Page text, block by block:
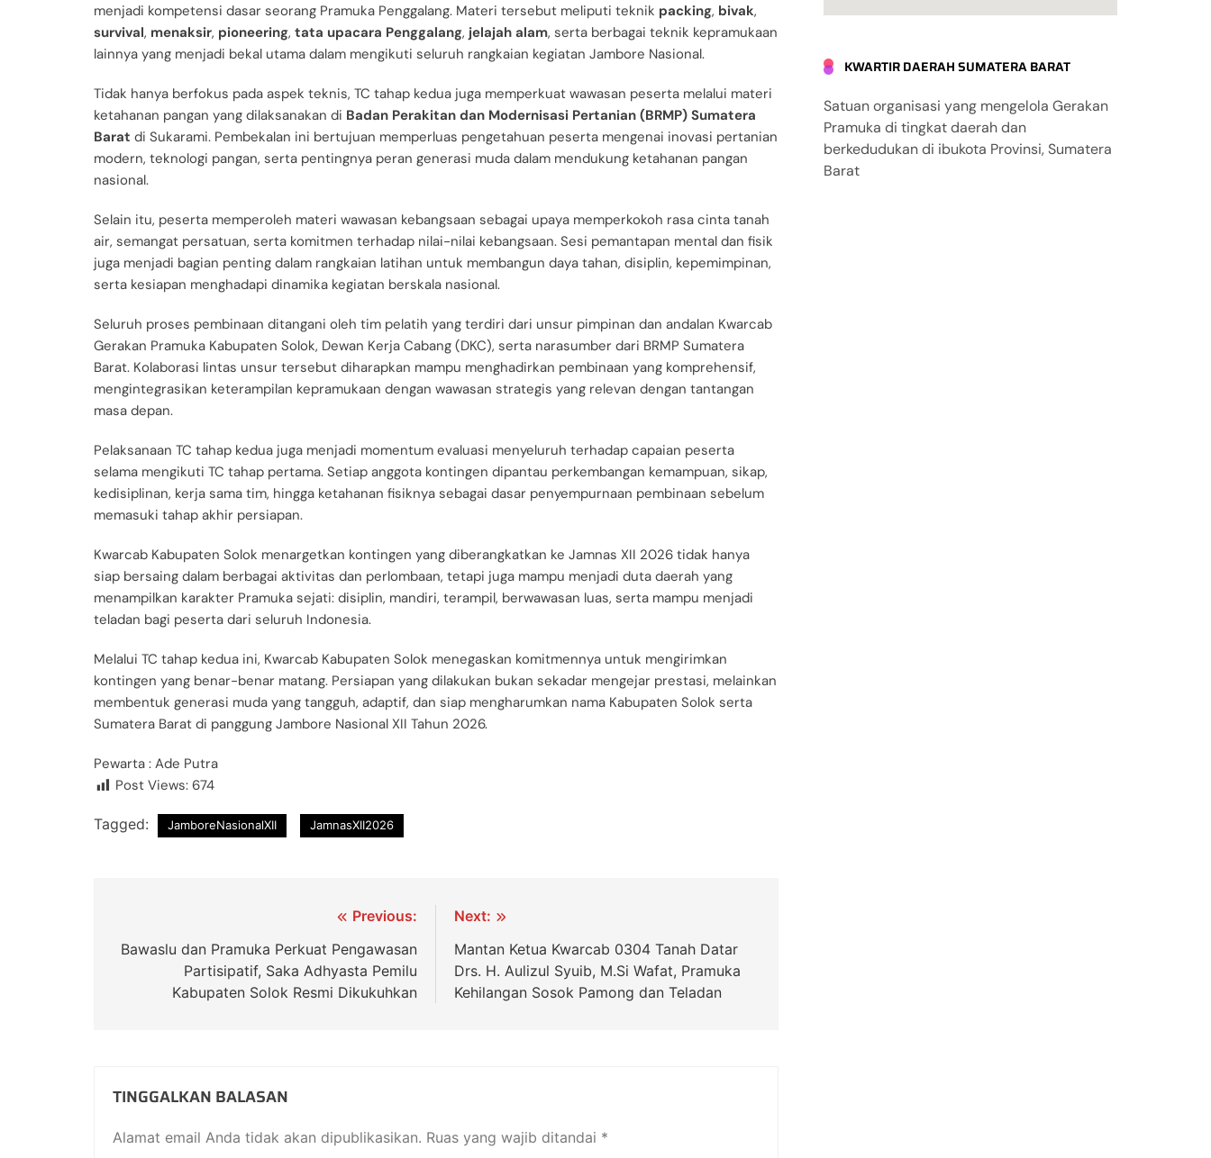
menjadi kompetensi dasar seorang Pramuka Penggalang. Materi tersebut meliputi teknik packing, bivak,
survival, menaksir, pioneering, tata upacara Penggalang, jelajah alam, serta berbagai teknik kepramukaan
lainnya yang menjadi bekal utama dalam mengikuti seluruh rangkaian kegiatan Jambore Nasional.
Tidak hanya berfokus pada aspek teknis, TC tahap kedua juga memperkuat wawasan peserta melalui materi
ketahanan pangan yang dilaksanakan di Badan Perakitan dan Modernisasi Pertanian (BRMP) Sumatera
Barat di Sukarami. Pembekalan ini bertujuan memperluas pengetahuan peserta mengenai inovasi pertanian
modern, teknologi pangan, serta pentingnya peran generasi muda dalam mendukung ketahanan pangan
nasional.
Selain itu, peserta memperoleh materi wawasan kebangsaan sebagai upaya memperkokoh rasa cinta tanah
air, semangat persatuan, serta komitmen terhadap nilai-nilai kebangsaan. Sesi pemantapan mental dan fisik
juga menjadi bagian penting dalam rangkaian latihan untuk membangun daya tahan, disiplin, kepemimpinan,
serta kesiapan menghadapi dinamika kegiatan berskala nasional.
Seluruh proses pembinaan ditangani oleh tim pelatih yang terdiri dari unsur pimpinan dan andalan Kwarcab
Gerakan Pramuka Kabupaten Solok, Dewan Kerja Cabang (DKC), serta narasumber dari BRMP Sumatera
Barat. Kolaborasi lintas unsur tersebut diharapkan mampu menghadirkan pembinaan yang komprehensif,
mengintegrasikan keterampilan kepramukaan dengan wawasan strategis yang relevan dengan tantangan
masa depan.
Pelaksanaan TC tahap kedua juga menjadi momentum evaluasi menyeluruh terhadap capaian peserta
selama mengikuti TC tahap pertama. Setiap anggota kontingen dipantau perkembangan kemampuan, sikap,
kedisiplinan, kerja sama tim, hingga ketahanan fisiknya sebagai dasar penyempurnaan pembinaan sebelum
memasuki tahap akhir persiapan.
Kwarcab Kabupaten Solok menargetkan kontingen yang diberangkatkan ke Jamnas XII 2026 tidak hanya
siap bersaing dalam berbagai aktivitas dan perlombaan, tetapi juga mampu menjadi duta daerah yang
menampilkan karakter Pramuka sejati: disiplin, mandiri, terampil, berwawasan luas, serta mampu menjadi
teladan bagi peserta dari seluruh Indonesia.
Melalui TC tahap kedua ini, Kwarcab Kabupaten Solok menegaskan komitmennya untuk mengirimkan
kontingen yang benar-benar matang. Persiapan yang dilakukan bukan sekadar mengejar prestasi, melainkan
membentuk generasi muda yang tangguh, adaptif, dan siap mengharumkan nama Kabupaten Solok serta
Sumatera Barat di panggung Jambore Nasional XII Tahun 2026.
Pewarta : Ade Putra
Post Views: 674
Tagged: JamboreNasionalXII JamnasXII2026
Previous:
Bawaslu dan Pramuka Perkuat Pengawasan
Partisipatif, Saka Adhyasta Pemilu
Kabupaten Solok Resmi Dikukuhkan
Next:
Mantan Ketua Kwarcab 0304 Tanah Datar
Drs. H. Aulizul Syuib, M.Si Wafat, Pramuka
Kehilangan Sosok Pamong dan Teladan
TINGGALKAN BALASAN
Alamat email Anda tidak akan dipublikasikan. Ruas yang wajib ditandai *
KWARTIR DAERAH SUMATERA BARAT
Satuan organisasi yang mengelola Gerakan
Pramuka di tingkat daerah dan
berkedudukan di ibukota Provinsi, Sumatera
Barat